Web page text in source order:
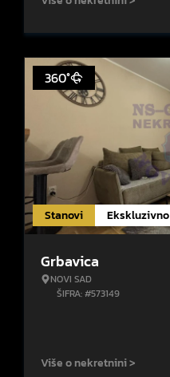
Stanovi Ekskluzivno
360°
Grbavica
NOVI SAD
ŠIFRA: #573149
Više o nekretnini >